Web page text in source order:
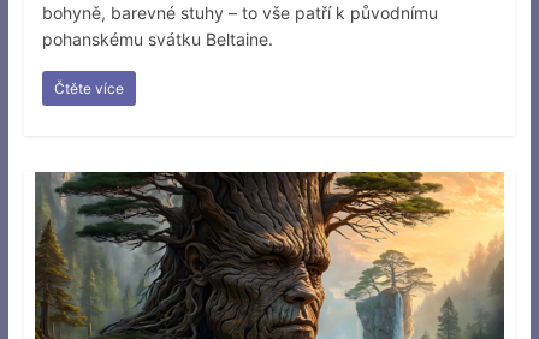
bohyně, barevné stuhy – to vše patří k původnímu
pohanskému svátku Beltaine.
Čtěte více